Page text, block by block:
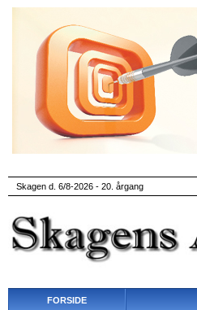
Skagen d. 6/8-2026 - 20. årgang
FORSIDE